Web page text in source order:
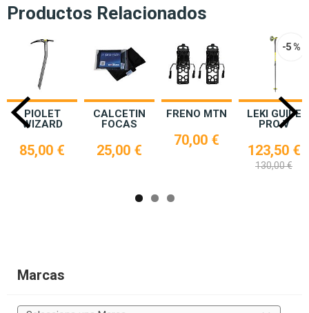
Marcas
Productos Relacionados
PIOLET
WIZARD
85,00 €
CALCETIN
FOCAS
25,00 €
FRENO MTN
70,00 €
-5 %
LEKI GUIDE
PRO V
123,50 €
130,00 €